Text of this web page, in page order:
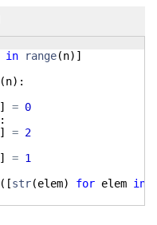
in range(n)]
(n) :
] = 0
:
] = 2
] = 1
([str(elem) for elem in